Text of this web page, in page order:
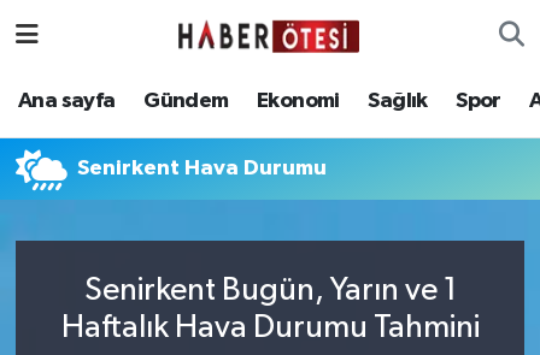
Ana sayfa Gündem Ekonomi Sağlık Spor
Senirkent Hava Durumu
Senirkent Bugün, Yarın ve 1
Haftalık Hava Durumu Tahmini
Ana sayfa
Sağlık
Spor
Eskişehir Nöbetçi Eczaneler
Eskişehir Trafik Yoğunluk Haritası
Süper Lig Puan Durumu ve Fikstür